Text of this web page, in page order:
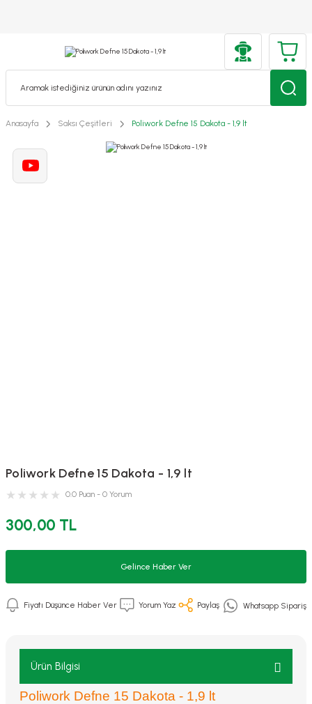
Anasayfa Saksı Çeşitleri Poliwork Defne 15 Dakota - 1,9 lt
Poliwork Defne 15 Dakota - 1,9 lt
0.0 Puan - 0 Yorum
300,00 TL
Gelince Haber Ver
Fiyatı Düşünce Haber Ver Yorum Yaz Paylaş Whatsapp Sipariş
Ürün Bilgisi
Poliwork Defne 15 Dakota - 1,9 lt